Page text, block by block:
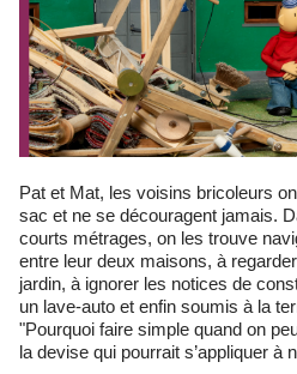
Pat et Mat, les voisins bricoleurs ont plus d’un tour dans leur
sac et ne se découragent jamais.
courts métrages, on les trouve
entre leur deux maisons, à
jardin, à ignorer les notices de
un lave-auto et enfin soumis à la
"Pourquoi faire simple quand on
la devise qui pourrait s’appliquer à